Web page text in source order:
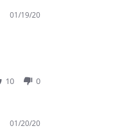
01/19/20
10 0
01/20/20